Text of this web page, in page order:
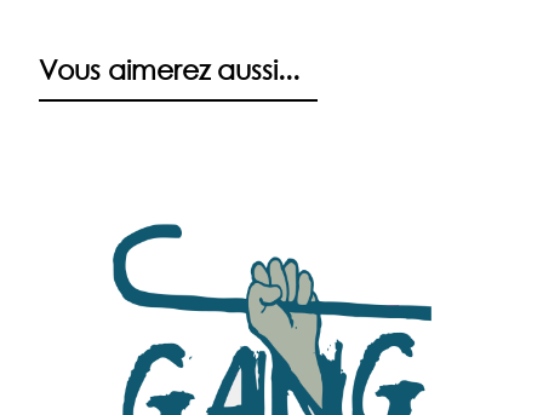
Vous aimerez aussi...